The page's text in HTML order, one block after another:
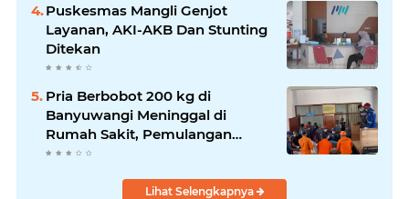
Puskesmas Mangli Genjot
Layanan, AKI-AKB Dan Stunting
Ditekan
Pria Berbobot 200 kg di
Banyuwangi Meninggal di
Rumah Sakit, Pemulangan
Dibantu Damkar dan Basarnas
Lihat Selengkapnya